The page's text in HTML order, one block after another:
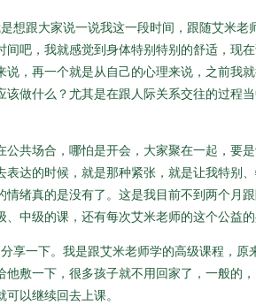
想跟大家说一说我这一段时间，跟随艾米
间吧，我就感觉到身体特别特别的舒适，现
说，再一个就是从自己的心理来说，之前我
该做什么？尤其是在跟人际关系交往的过程
公共场合，哪怕是开会，大家聚在一起，要
表达的时候，就是那种紧张，就是让我特别
情绪真的是没有了。这是我目前不到两个月
、中级的课，还有每次艾米老师的这个公益
享一下。我是跟艾米老师学的高级课程，
他敷一下，很多孩子就不用回家了，一般的
以继续回去上课。